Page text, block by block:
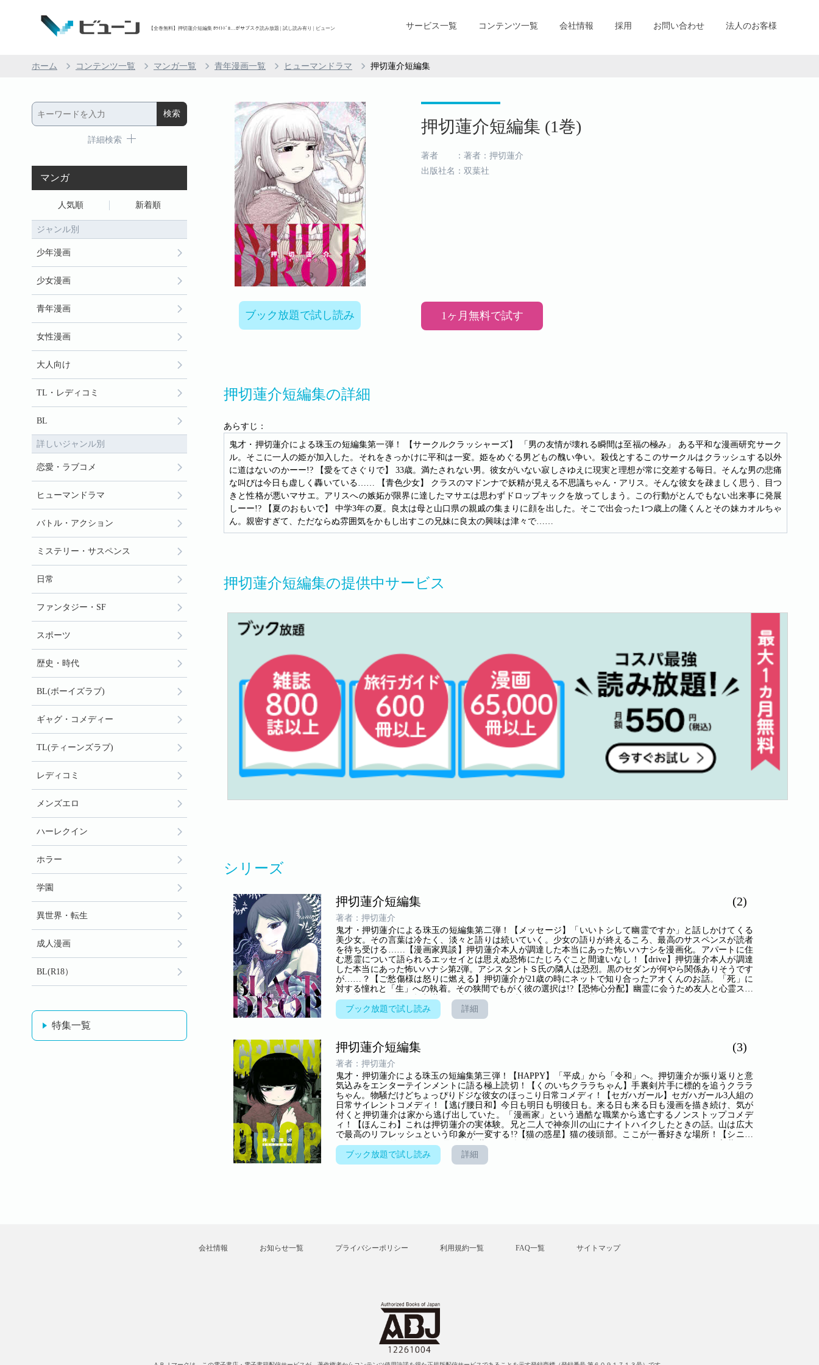
【全巻無料】押切蓮介短編集 ﾎﾜｲﾄﾄﾞﾛ…がサブスク読み放題 | 試し読み有り | ビューン サービス一覧 コンテンツ一覧 会社情報 採用 お問い合わせ 法人のお客様
ホーム コンテンツ一覧 マンガ一覧 青年漫画一覧 ヒューマンドラマ 押切蓮介短編集
ブック放題で試し読み
押切蓮介短編集 (1巻)
著者 ：著者：押切蓮介
出版社名：双葉社
1ヶ月無料で試す
押切蓮介短編集の詳細
あらすじ：
鬼才・押切蓮介による珠玉の短編集第一弾！ 【サークルクラッシャーズ】 「男の友情が壊れる瞬間は至福の極み」 ある平和な漫画研究サーク
ル。そこに一人の姫が加入した。それをきっかけに平和は一変。姫をめぐる男どもの醜い争い。殺伐とするこのサークルはクラッシュする以外
に道はないのかーー!? 【愛をてさぐりで】 33歳。満たされない男。彼女がいない寂しさゆえに現実と理想が常に交差する毎日。そんな男の悲痛
な叫びは今日も虚しく轟いている…… 【青色少女】 クラスのマドンナで妖精が見える不思議ちゃん・アリス。そんな彼女を疎ましく思う、目つ
きと性格が悪いマサエ。アリスへの嫉妬が限界に達したマサエは思わずドロップキックを放ってしまう。この行動がとんでもない出来事に発展
しーー!? 【夏のおもいで】 中学3年の夏。良太は母と山口県の親戚の集まりに顔を出した。そこで出会った1つ歳上の隆くんとその妹カオルちゃ
ん。親密すぎて、ただならぬ雰囲気をかもし出すこの兄妹に良太の興味は津々で……
押切蓮介短編集の提供中サービス
シリーズ
押切蓮介短編集 (2)
著者：押切蓮介
鬼才・押切蓮介による珠玉の短編集第二弾！【メッセージ】「いいトシして幽霊ですか」と話しかけてくる
美少女。その言葉は冷たく、淡々と語りは続いていく。少女の語りが終えるころ、最高のサスペンスが読者
を待ち受ける……【漫画家異談】押切蓮介本人が調達した本当にあった怖いハナシを漫画化。アパートに住
む悪霊について語られるエッセイとは思えぬ恐怖にたじろぐこと間違いなし！【drive】押切蓮介本人が調達
した本当にあった怖いハナシ第2弾。アシスタントＳ氏の隣人は恐烈。黒のセダンが何やら関係ありそうです
が……？【ご愁傷様は怒りに燃える】押切蓮介が21歳の時にネットで知り合ったアオくんのお話。「死」に
対する憧れと「生」への執着。その狭間でもがく彼の選択は!?【恐怖心分配】幽霊に会うため友人と心霊スポ
ット巡りをしていた押切蓮介。成果はゼロで反省会をしていると落ち着きのない男性の視線を感じる。その
男性に思わず話しかける押切だったが、その恐怖に包まれる結果に!?【とわいらいと】心霊に対するモチベー
ションが下がりに下がっている押切蓮介。そんなモチベーションを上げるため自身を美少女化！ 女の子と
だと思っていたが、本人に聞くと一人っ子だという。泣きじゃくるその子の指さす先には信じられない光景
がーー!?【こえのぬし】群馬県のとある山中。日頃のストレスを発散するためソロキャンプを楽しむ女性。異
変は深夜1時。テントの外から聞こえるはずのない人の声がしたことから始まる……【貉】とある山村。父と
姉妹、3人で暮らす家族がいた。ある日、妹の足に痣のようなものが見つかる。「接吻の痕じゃ」と言う父だ
が、その痣は人間がつけたものではないようで……？
ブック放題で試し読み 詳細
押切蓮介短編集 (3)
著者：押切蓮介
鬼才・押切蓮介による珠玉の短編集第三弾！【HAPPY】「平成」から「令和」へ。押切蓮介が振り返りと意
気込みをエンターテインメントに語る極上読切！【くのいちクララちゃん】手裏剣片手に標的を追うクララ
ちゃん。物騒だけどちょっぴりドジな彼女のほっこり日常コメディ！【セガハガール】セガハガール3人組の
日常サイレントコメディ！【逃げ腰日和】今日も明日も明後日も。来る日も来る日も漫画を描き続け、気が
付くと押切蓮介は家から逃げ出していた。「漫画家」という過酷な職業から逃亡するノンストップコメデ
ィ！【ほんこわ】これは押切蓮介の実体験。兄と二人で神奈川の山にナイトハイクしたときの話。山は広大
で最高のリフレッシュという印象が一変する!?【猫の惑星】猫の後頭部。ここが一番好きな場所！【シニギ
ワ】死を目の前にした人の最後の言葉。その探求に取りつかれた一人の医師。彼女自身の最後の言葉は一
体……!?【深夜の心霊対策】深夜に現れる恐ろしい霊！霊！霊！霊！ そんな恐怖から逃げるためのとってお
きの方法をご紹介！【ヒカリの軌跡】平和ボケした現代に一石を投じる意欲作。戦争。それは私たちが住む
ブック放題で試し読み 詳細
詳細検索
マンガ
人気順 新着順
ジャンル別
少年漫画
少女漫画
青年漫画
女性漫画
大人向け
TL・レディコミ
BL
詳しいジャンル別
恋愛・ラブコメ
ヒューマンドラマ
バトル・アクション
ミステリー・サスペンス
日常
ファンタジー・SF
スポーツ
歴史・時代
BL(ボーイズラブ)
ギャグ・コメディー
TL(ティーンズラブ)
レディコミ
メンズエロ
ハーレクイン
ホラー
学園
異世界・転生
成人漫画
BL(R18）
特集一覧
会社情報 お知らせ一覧 プライバシーポリシー 利用規約一覧 FAQ一覧 サイトマップ